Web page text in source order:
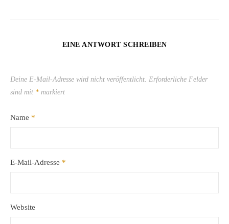
EINE ANTWORT SCHREIBEN
Deine E-Mail-Adresse wird nicht veröffentlicht. Erforderliche Felder
sind mit * markiert
Name *
E-Mail-Adresse *
Website